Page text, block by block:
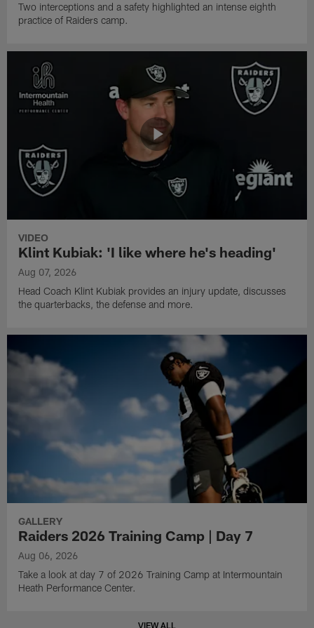
Two interceptions and a safety highlighted an intense eighth
practice of Raiders camp.
VIDEO
Klint Kubiak: 'I like where he's heading'
Aug 07, 2026
Head Coach Klint Kubiak provides an injury update, discusses
the quarterbacks, the defense and more.
GALLERY
Raiders 2026 Training Camp | Day 7
Aug 06, 2026
Take a look at day 7 of 2026 Training Camp at Intermountain
Heath Performance Center.
VIEW ALL